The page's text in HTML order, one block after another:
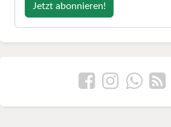
Jetzt abonnieren!